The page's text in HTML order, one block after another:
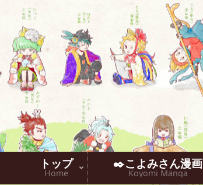
トップ
Home
✒️こよみさん漫画
Koyomi Manga